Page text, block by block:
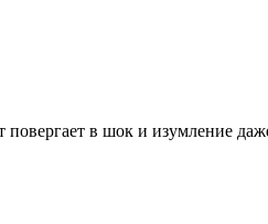
в шок и изумление